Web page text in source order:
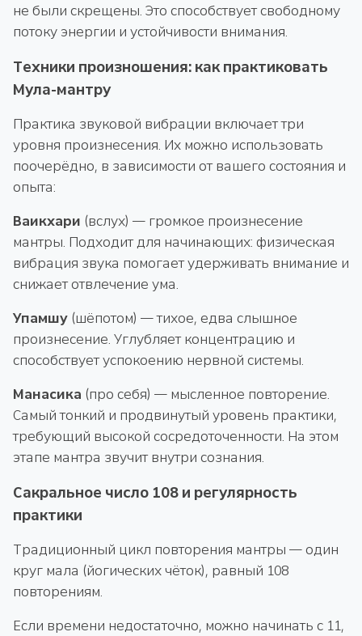
не были скрещены. Это способствует свободному
потоку энергии и устойчивости внимания.
Техники произношения: как практиковать
Мула-мантру
Практика звуковой вибрации включает три
уровня произнесения. Их можно использовать
поочерёдно, в зависимости от вашего состояния и
опыта:
Ваикхари (вслух) — громкое произнесение
мантры. Подходит для начинающих: физическая
вибрация звука помогает удерживать внимание и
снижает отвлечение ума.
Упамшу (шёпотом) — тихое, едва слышное
произнесение. Углубляет концентрацию и
способствует успокоению нервной системы.
Манасика (про себя) — мысленное повторение.
Самый тонкий и продвинутый уровень практики,
требующий высокой сосредоточенности. На этом
этапе мантра звучит внутри сознания.
Сакральное число 108 и регулярность
практики
Традиционный цикл повторения мантры — один
круг мала (йогических чёток), равный 108
повторениям.
Если времени недостаточно, можно начинать с 11,